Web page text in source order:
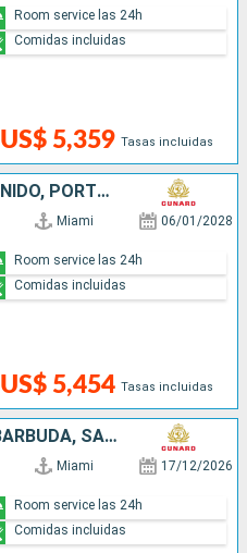
US$ 5,359 Tasas incluidas
Room service las 24h
Comidas incluidas
ESTADOS UNIDOS, REINO UNIDO, PORTUGAL, SAN VINCENT Y LAS GRANADINAS, SUDAFRICA
Miami 06/01/2028
US$ 5,454 Tasas incluidas
Room service las 24h
Comidas incluidas
PUERTO RICO, ANTIGUA Y BARBUDA, SANTA LUCIA, BARBADOS, SAN MARTÍN, ESTADOS UNIDOS, ISLAS CAIMÁN, JAMAICA, HONDURAS, MÉXICO, PORTUGAL, REINO UNIDO
Miami 17/12/2026
Room service las 24h
Comidas incluidas